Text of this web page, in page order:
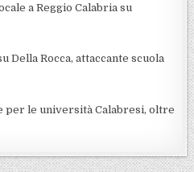
a Reggio Calabria su
Della Rocca, attaccante scuola
per le università Calabresi, oltre